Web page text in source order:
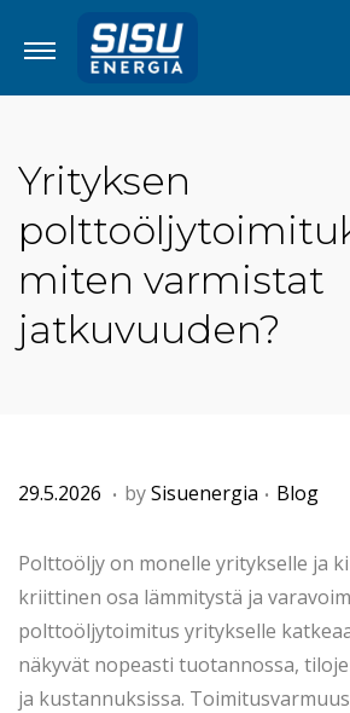
Yrityksen
miten varmistat
jatkuvuuden?
P
s
t
e
d
o
29.5.2026 8
5
.
2
0
2
. bySisuenergia . P
s
t
e
d
i
Blog
Polttoöljy on monelle yritykselle ja
kriittinen osa lämmitystä ja
polttoöljytoimitus yritykselle
näkyvät nopeasti tuotannossa,
ja kustannuksissa.